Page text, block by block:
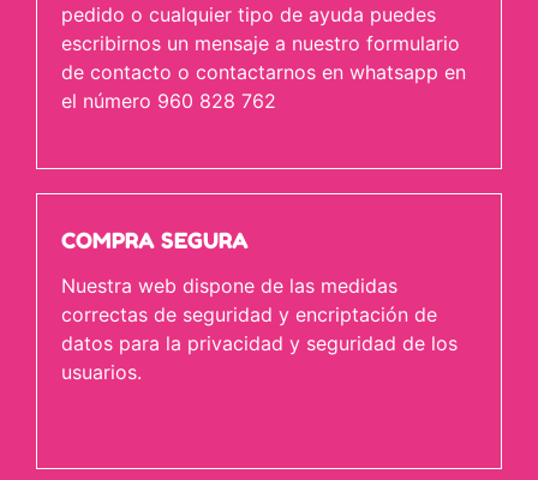
pedido o cualquier tipo de ayuda puedes
escribirnos un mensaje a nuestro formulario
de contacto o contactarnos en whatsapp en
el número 960 828 762
COMPRA SEGURA
Nuestra web dispone de las medidas
correctas de seguridad y encriptación de
datos para la privacidad y seguridad de los
usuarios.